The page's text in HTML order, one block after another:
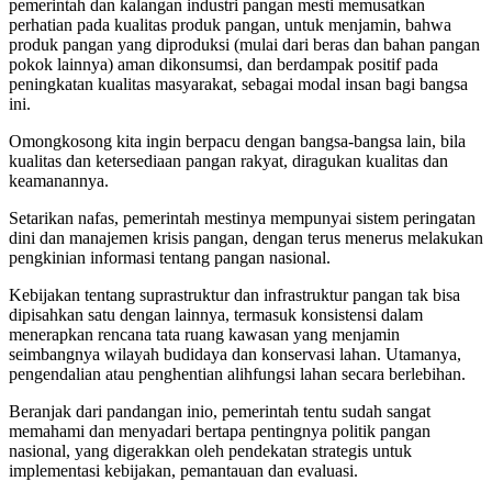
pemerintah dan kalangan industri pangan mesti memusatkan
perhatian pada kualitas produk pangan, untuk menjamin, bahwa
produk pangan yang diproduksi (mulai dari beras dan bahan pangan
pokok lainnya) aman dikonsumsi, dan berdampak positif pada
peningkatan kualitas masyarakat, sebagai modal insan bagi bangsa
ini.
Omongkosong kita ingin berpacu dengan bangsa-bangsa lain, bila
kualitas dan ketersediaan pangan rakyat, diragukan kualitas dan
keamanannya.
Setarikan nafas, pemerintah mestinya mempunyai sistem peringatan
dini dan manajemen krisis pangan, dengan terus menerus melakukan
pengkinian informasi tentang pangan nasional.
Kebijakan tentang suprastruktur dan infrastruktur pangan tak bisa
dipisahkan satu dengan lainnya, termasuk konsistensi dalam
menerapkan rencana tata ruang kawasan yang menjamin
seimbangnya wilayah budidaya dan konservasi lahan. Utamanya,
pengendalian atau penghentian alihfungsi lahan secara berlebihan.
Beranjak dari pandangan inio, pemerintah tentu sudah sangat
memahami dan menyadari bertapa pentingnya politik pangan
nasional, yang digerakkan oleh pendekatan strategis untuk
implementasi kebijakan, pemantauan dan evaluasi.